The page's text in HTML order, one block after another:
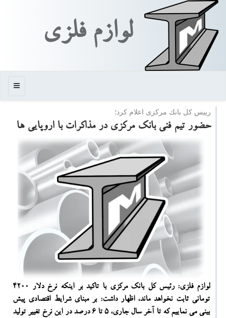
لوازم فلزی
منو
رییس كل بانك مركزی اعلام كرد؛
حضور تیم فنی بانك مركزی در مذاكرات با اروپایی ها
لوازم فلزی: رئیس كل بانك مركزی با تاكید بر اینكه نرخ دلار ۴۲۰۰
تومانی ثابت نخواهد ماند، اظهار داشت: بر مبنای شرایط اقتصادی پیش
بینی می نماییم كه تا آخر سال جاری، ۵ تا ۶ درصد در این نرخ تغییر تولید